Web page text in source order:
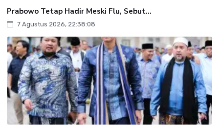
Prabowo Tetap Hadir Meski Flu, Sebut...
7 Agustus 2026, 22:38:08